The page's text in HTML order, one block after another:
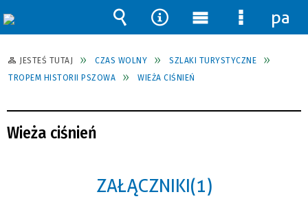
JESTEŚ TUTAJ CZAS WOLNY
SZLAKI TURYSTYCZNE
TROPEM HISTORII PSZOWA
WIEŻA CIŚNIEŃ
Wieża ciśnień
ZAŁĄCZNIKI (1)
Wyszukiwarka
Narzędzia
Menu
główne
Menu